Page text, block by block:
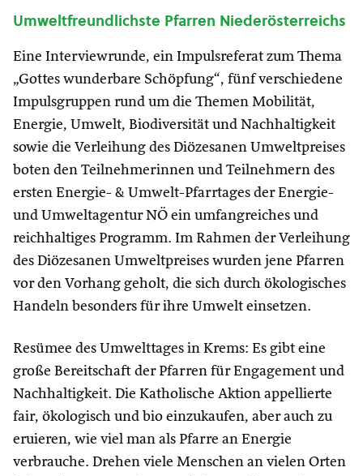
Umweltfreundlichste Pfarren Niederösterreichs
Eine Interviewrunde, ein Impulsreferat zum Thema
„Gottes wunderbare Schöpfung“, fünf verschiedene
Impulsgruppen rund um die Themen Mobilität,
Energie, Umwelt, Biodiversität und Nachhaltigkeit
sowie die Verleihung des Diözesanen Umweltpreises
boten den Teilnehmerinnen und Teilnehmern des
ersten Energie- & Umwelt-Pfarrtages der Energie-
und Umweltagentur NÖ ein umfangreiches und
reichhaltiges Programm. Im Rahmen der Verleihung
des Diözesanen Umweltpreises wurden jene Pfarren
vor den Vorhang geholt, die sich durch ökologisches
Handeln besonders für ihre Umwelt einsetzen.
Resümee des Umwelttages in Krems: Es gibt eine
große Bereitschaft der Pfarren für Engagement und
Nachhaltigkeit. Die Katholische Aktion appellierte
fair, ökologisch und bio einzukaufen, aber auch zu
eruieren, wie viel man als Pfarre an Energie
verbrauche. Drehen viele Menschen an vielen Orten